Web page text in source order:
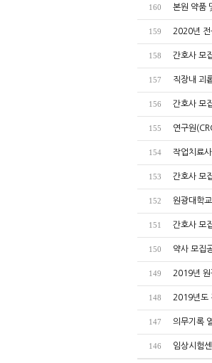
160 본원 약품
159 2020년 전
158 간호사 모
157 직장내 괴
156 간호사 모
155 연구원
154 작업치료
153 간호사 모
152 원광대학
151 간호사 모
150 약사 모집
149 2019년 원
148 2019년도
147 의무기록
146 임상시험